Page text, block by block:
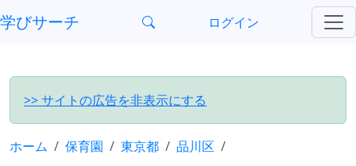
学びサーチ ログイン
>> サイトの広告を非表示にする
ホーム 保育園 東京都 品川区